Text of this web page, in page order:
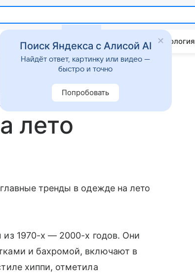
Дом Гороскопы Стиль жизни Психология
главные
лето
тренды в одежде на лето
1970-х — 2000-х годов. Они
и бахромой, включают в
хиппи, отметила
Поиск Яндекса с Алисой AI
Найдёт ответ, картинку или видео —
быстро и точно
Попробовать